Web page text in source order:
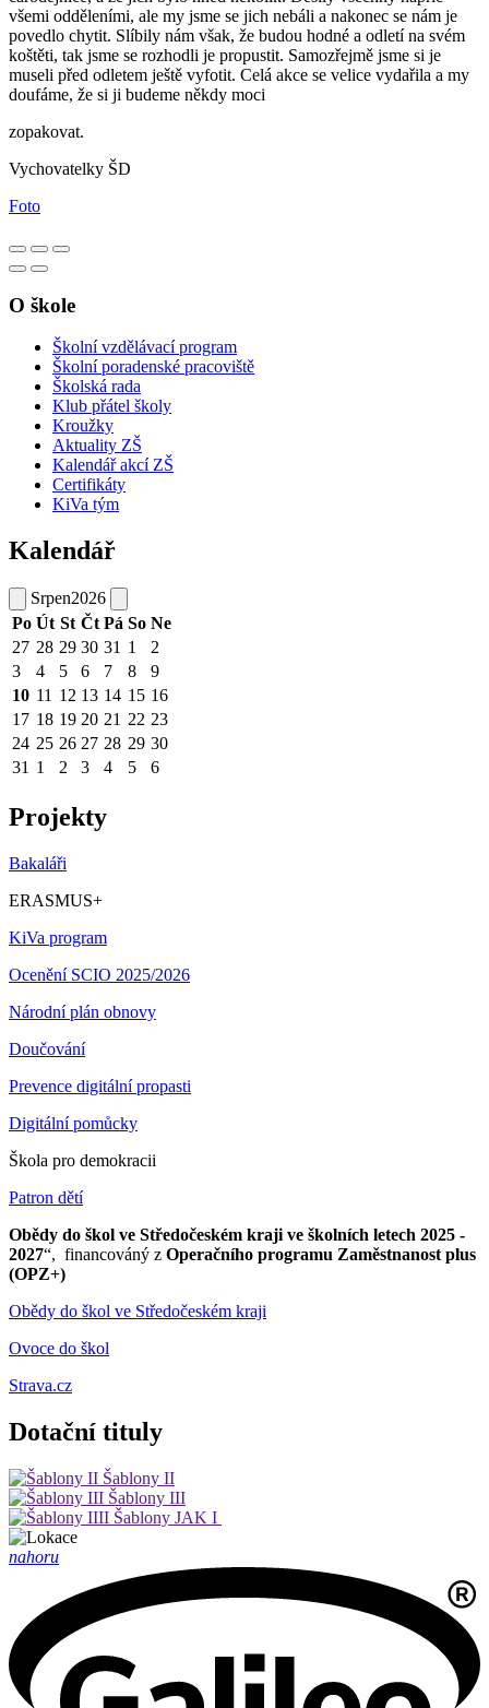
všemi odděleními, ale my jsme se jich nebáli a nakonec se nám je
povedlo chytit. Slíbily nám však, že budou hodné a odletí na svém
koštěti, tak jsme se rozhodli je propustit. Samozřejmě jsme si je
museli před odletem ještě vyfotit. Celá akce se velice vydařila a my
doufáme, že si ji budeme někdy moci
zopakovat.
Vychovatelky ŠD
Foto
O škole
Školní vzdělávací program
Školní poradenské pracoviště
Školská rada
Klub přátel školy
Kroužky
Aktuality ZŠ
Kalendář akcí ZŠ
Certifikáty
KiVa tým
Kalendář
Srpen2026
Po Út St Čt Pá So Ne
27 28 29 30 31 1
2
3
4 5 6 7 8
9
10 11 12 13 14 15 16
17 18 19 20 21 22 23
24 25 26 27 28 29 30
31 1 2 3 4 5 6
Projekty
Bakaláři
ERASMUS+
KiVa program
Ocenění SCIO 2025/2026
Národní plán obnovy
Doučování
Prevence digitální propasti
Digitální pomůcky
Škola pro demokracii
Patron dětí
Obědy do škol ve Středočeském kraji ve školních letech 2025 -
2027“, financováný z Operačního programu Zaměstnanost plus
(OPZ+)
Obědy do škol ve Středočeském kraji
Ovoce do škol
Strava.cz
Dotační tituly
Šablony II
Šablony III
Šablony JAK I
nahoru